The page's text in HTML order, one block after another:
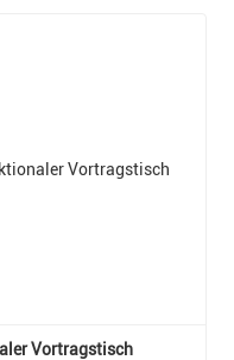
Vortragstisch